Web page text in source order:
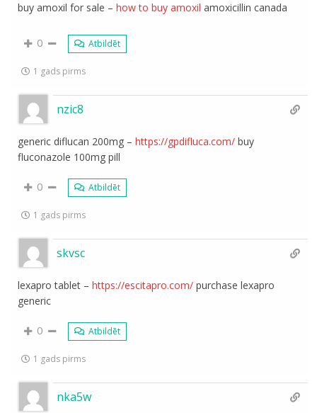
buy amoxil for sale –how to buy amoxil amoxicillin canada
0 Atbildēt
1 gads pirms
nzic8
generic diflucan 200mg –https://gpdifluca.com/ buy
fluconazole 100mg pill
0 Atbildēt
1 gads pirms
skvsc
lexapro tablet –https://escitapro.com/ purchase lexapro
generic
0 Atbildēt
1 gads pirms
nka5w